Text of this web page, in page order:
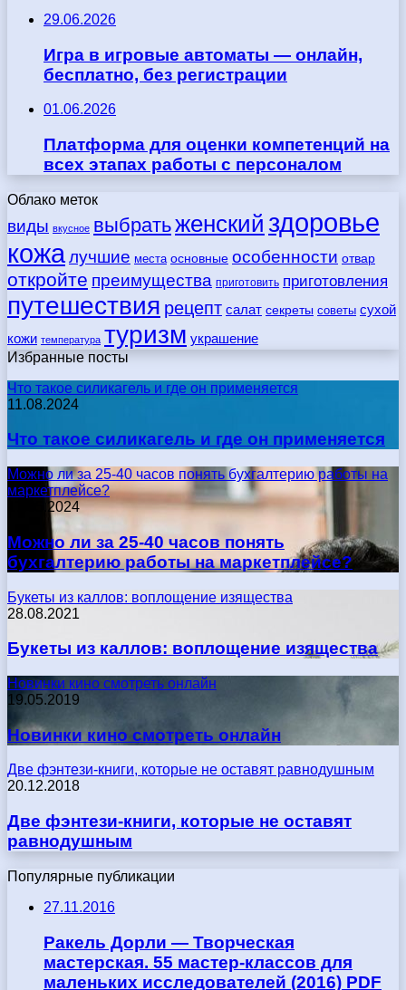
29.06.2026
Игра в игровые автоматы — онлайн,
бесплатно, без регистрации
01.06.2026
Платформа для оценки компетенций на
всех этапах работы с персоналом
Облако меток
виды вкусное выбратьженский здоровье
кожалучшие места основные особенности отвар
откройте преимущества приготовить приготовления
путешествия рецепт салат секреты советы сухой
кожи температура туризм украшение
Избранные посты
Что такое силикагель и где он применяется
11.08.2024
Что такое силикагель и где он применяется
Можно ли за 25-40 часов понять бухгалтерию работы на
маркетплейсе?
17.05.2024
Можно ли за 25-40 часов понять
бухгалтерию работы на маркетплейсе?
Букеты из каллов: воплощение изящества
28.08.2021
Букеты из каллов: воплощение изящества
Новинки кино смотреть онлайн
19.05.2019
Новинки кино смотреть онлайн
Две фэнтези-книги, которые не оставят равнодушным
20.12.2018
Две фэнтези-книги, которые не оставят
равнодушным
Популярные публикации
27.11.2016
Ракель Дорли — Творческая
мастерская. 55 мастер-классов для
маленьких исследователей (2016) PDF